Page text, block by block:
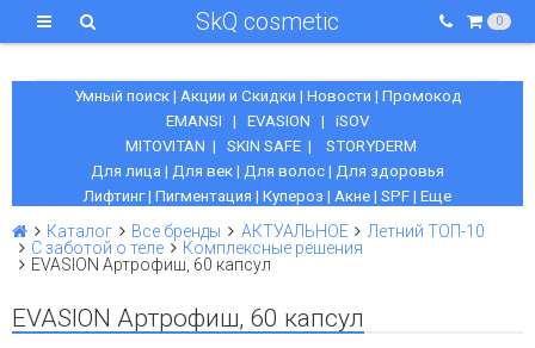
SkQ cosmetic 0
Умный поиск| Акции и Скидки | Новости | Промокод
EMANSI | EVASION | iSOV
MITOVITAN | SKIN SAFE | STORYDERM
Для лица | Для век | Для волос | Для здоровья
Лифтинг| Пигментация | Купероз | Акне | SPF | Еще
Каталог Все бренды АКТУАЛЬНОЕ
Летний ТОП-10
С заботой о теле
Комплексные решения
EVASION Артрофиш, 60 капсул
EVASION Артрофиш, 60 капсул